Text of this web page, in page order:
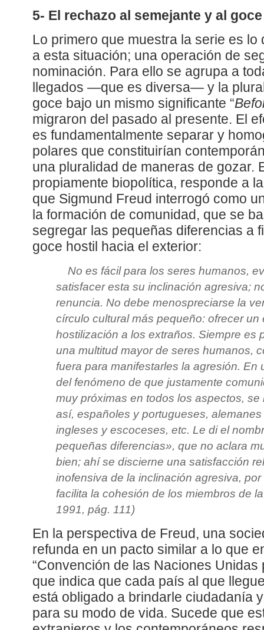
5- El rechazo al semejante y al
Lo primero que muestra la serie es
a esta situación; una operación de
nominación. Para ello se agrupa a
llegados —que es diversa— y la
goce bajo un mismo significante “
migraron del pasado al presente. El
es fundamentalmente separar y
polares que constituirían
una pluralidad de maneras de gozar.
propiamente biopolítica, responde a
que Sigmund Freud interrogó como
la formación de comunidad, que se
segregar las pequeñas diferencias a
goce hostil hacia el exterior:
No es fácil para los seres humanos,
satisfacer esta su inclinación agresiva;
renuncia. No debe menospreciarse la
círculo cultural más pequeño: ofrecer
hostilización a los extraños. Siempre es
una multitud mayor de seres humanos,
fuera para manifestarles la agresión. En
del fenómeno de que justamente
muy próximas en todos los aspectos,
así, españoles y portugueses,
ingleses y escoceses, etc. Le di el
pequeñas diferencias», que no aclara
bien; ahí se discierne una satisfacción
inofensiva de la inclinación agresiva,
facilita la cohesión de los miembros de
1991, pág. 111)
En la perspectiva de Freud, una
refunda en un pacto similar a lo que
“Convención de las Naciones Unidas
que indica que cada país al que
está obligado a brindarle ciudadanía
para su modo de vida. Sucede que